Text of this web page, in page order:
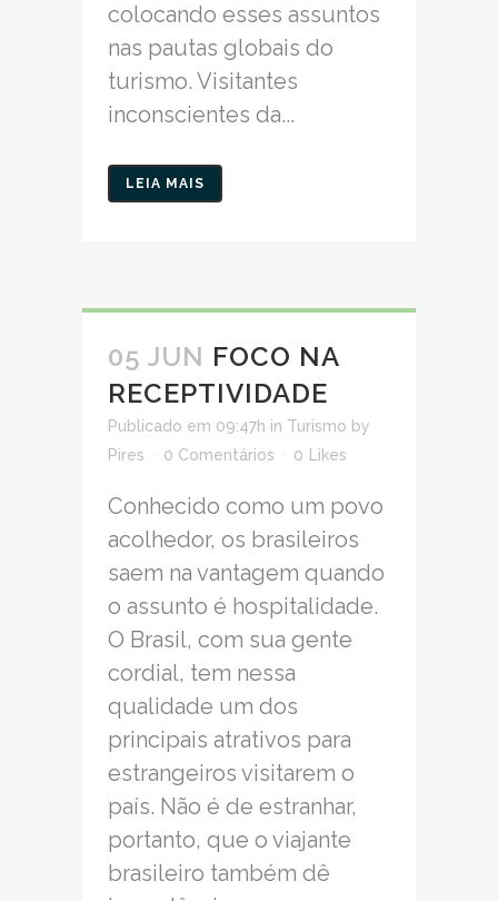
colocando esses assuntos
nas pautas globais do
turismo. Visitantes
inconscientes da...
LEIA MAIS
05 JUN FOCO NA
RECEPTIVIDADE
Publicado em 09:47h in Turismo by
Pires
0 Comentários 0 Likes
Conhecido como um povo
acolhedor, os brasileiros
saem na vantagem quando
o assunto é hospitalidade.
O Brasil, com sua gente
cordial, tem nessa
qualidade um dos
principais atrativos para
estrangeiros visitarem o
país. Não é de estranhar,
portanto, que o viajante
brasileiro também dê